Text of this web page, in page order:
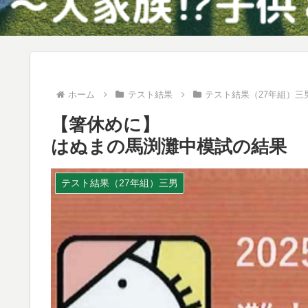
ホーム テスト結果 テスト結果（27年組）三
【箸休めに】
はぬまの馬渕灘中模試の結果
テスト結果（27年組）三男